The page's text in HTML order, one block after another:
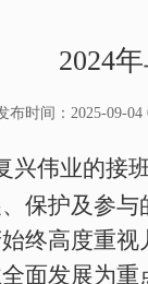
2024
布时间：2025-09-04
兴伟业的接
保护及参
终高度重
面发展为